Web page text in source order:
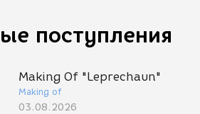
поступления
Making Of "Leprechaun"
Making of
03.08.2026